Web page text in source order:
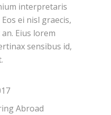
interpretaris
ei nisl graecis,
Eius lorem
sensibus id,
Abroad